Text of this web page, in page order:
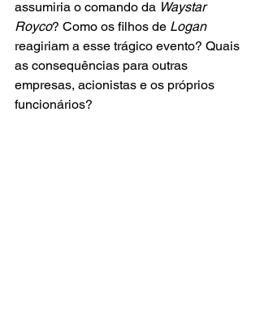
assumiria o comando da Waystar
Royco? Como os filhos de Logan
reagiriam a esse trágico evento? Quais
as consequências para outras
empresas, acionistas e os próprios
funcionários?